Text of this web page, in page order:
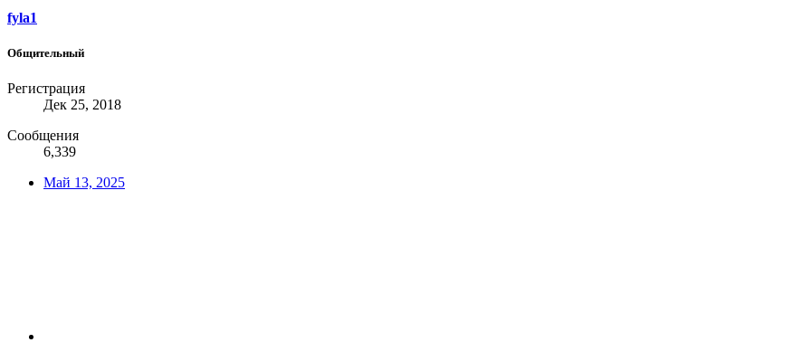
fyla1
Общительный
Регистрация
Дек 25, 2018
Сообщения
6,339
Май 13, 2025